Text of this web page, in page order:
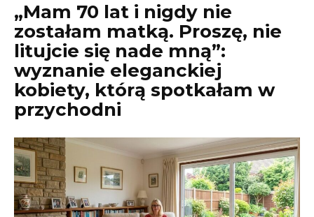
„Mam 70 lat i nigdy nie
zostałam matką. Proszę, nie
litujcie się nade mną”:
wyznanie eleganckiej
kobiety, którą spotkałam w
przychodni